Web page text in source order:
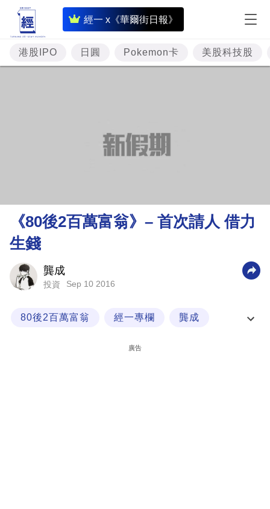
經一 x《華爾街日報》
即
時
財
經
理
財
科
港股IPO 日圓 Pokemon卡 美股科技股
《80後2百萬富翁》– 首次請人 借力
生錢
龔成
投資 Sep 10 2016
80後2百萬富翁 經一專欄 龔成
廣告